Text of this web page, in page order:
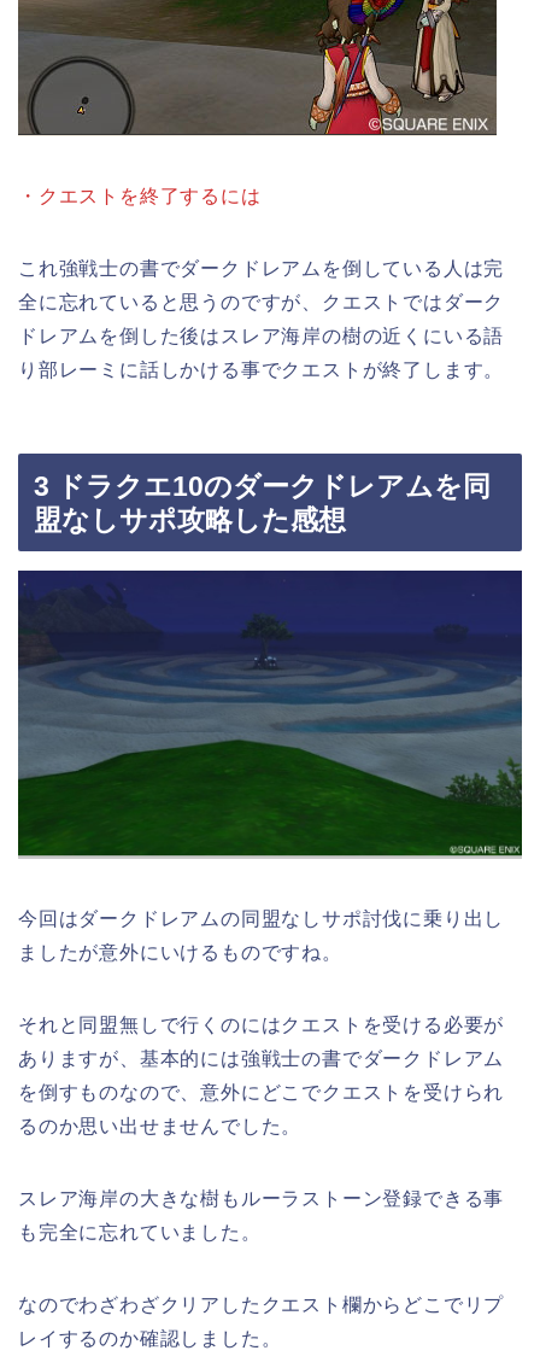
・クエストを終了するには
これ強戦士の書でダークドレアムを倒している人は完
全に忘れていると思うのですが、クエストではダーク
ドレアムを倒した後はスレア海岸の樹の近くにいる語
り部レーミに話しかける事でクエストが終了します。
3 ドラクエ10のダークドレアムを同
盟なしサポ攻略した感想
今回はダークドレアムの同盟なしサポ討伐に乗り出し
ましたが意外にいけるものですね。
それと同盟無しで行くのにはクエストを受ける必要が
ありますが、基本的には強戦士の書でダークドレアム
を倒すものなので、意外にどこでクエストを受けられ
るのか思い出せませんでした。
スレア海岸の大きな樹もルーラストーン登録できる事
も完全に忘れていました。
なのでわざわざクリアしたクエスト欄からどこでリプ
レイするのか確認しました。